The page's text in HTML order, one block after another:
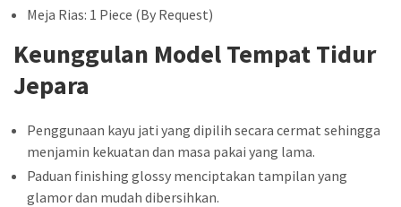
Meja Rias: 1 Piece (By Request)
Keunggulan Model Tempat Tidur
Jepara
Penggunaan kayu jati yang dipilih secara cermat sehingga
menjamin kekuatan dan masa pakai yang lama.
Paduan finishing glossy menciptakan tampilan yang
glamor dan mudah dibersihkan.